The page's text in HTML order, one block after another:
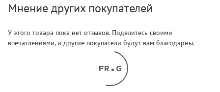
Мнение других покупателей
У этого товара пока нет отзывов. Поделитесь своими
впечатлениями, и другие покупатели будут вам благодарны.